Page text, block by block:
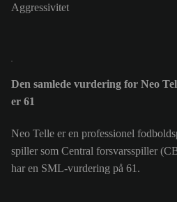
Aggressivitet
Den samlede vurdering for Neo
er 61
Neo Telle er en professionel
spiller som Central forsvarsspiller
har en SML-vurdering på 61.